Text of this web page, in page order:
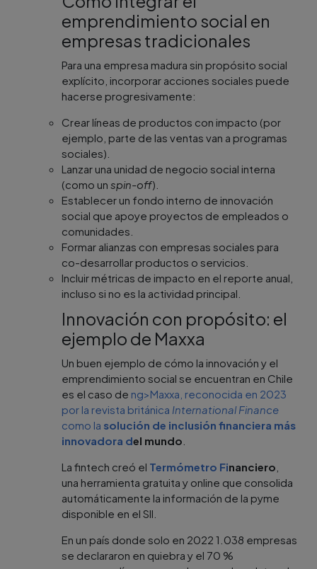
emprendimiento social en
empresas tradicionales
Para una empresa madura sin propósito social
explícito, incorporar acciones sociales puede
hacerse progresivamente:
Crear líneas de productos con impacto (por
ejemplo, parte de las ventas van a programas
sociales).
Lanzar una unidad de negocio social interna
(como un spin-off).
Establecer un fondo interno de innovación
social que apoye proyectos de empleados o
comunidades.
Formar alianzas con empresas sociales para
co-desarrollar productos o servicios.
Incluir métricas de impacto en el reporte anual,
incluso si no es la actividad principal.
Innovación con propósito: el
ejemplo de Maxxa
Un buen ejemplo de cómo la innovación y el
emprendimiento social se encuentran en Chile
es el caso de ng>Maxxa, reconocida en 2023
por la revista británica International Finance
como la solución de inclusión financiera más
innovadora del mundo
La fintech creó el Termómetro Financiero
una herramienta gratuita y online que consolida
automáticamente la información de la pyme
disponible en el SII.
En un país donde solo en 2022 1.038 empresas
se declararon en quiebra y el 70 %